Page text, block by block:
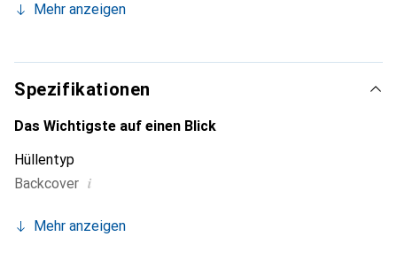
unverzichtbaren Accessoire für Ihr Smartphone.
die Marke Noreve eine sichere Wahl für eine
anspruchsvolle Kundschaft.
Mehr anzeigen
Spezifikationen
Das Wichtigste auf einen Blick
Hüllentyp
Backcover i
Mehr anzeigen